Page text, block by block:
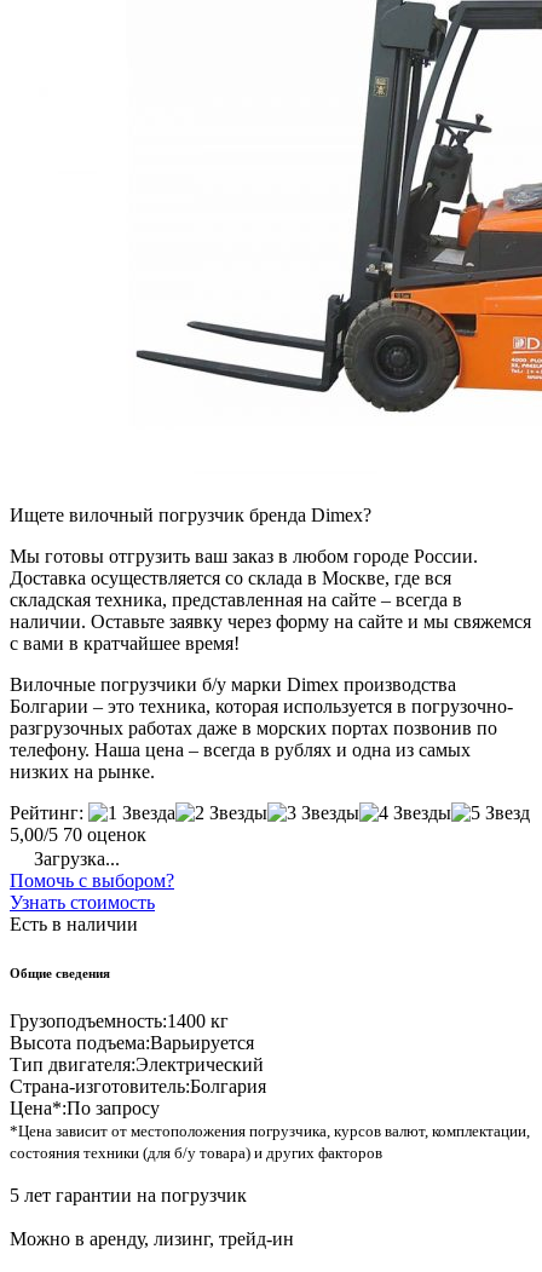
Ищете вилочный погрузчик бренда Dimex?
Мы готовы отгрузить ваш заказ в любом городе России.
Доставка осуществляется со склада в Москве, где вся
складская техника, представленная на сайте – всегда в
наличии. Оставьте заявку через форму на сайте и мы свяжемся
с вами в кратчайшее время!
Вилочные погрузчики б/у марки Dimex производства
Болгарии – это техника, которая используется в погрузочно-
разгрузочных работах даже в морских портах позвонив по
телефону. Наша цена – всегда в рублях и одна из самых
низких на рынке.
Рейтинг:
5,00/5 70 оценок
Загрузка...
Помочь с выбором?
Узнать стоимость
Есть в наличии
Общие сведения
Грузоподъемность:1400 кг
Высота подъема:Варьируется
Тип двигателя:Электрический
Страна-изготовитель:Болгария
Цена*:По запросу
*Цена зависит от местоположения погрузчика, курсов валют, комплектации,
состояния техники (для б/у товара) и других факторов
5 лет гарантии на погрузчик
Можно в аренду, лизинг, трейд-ин